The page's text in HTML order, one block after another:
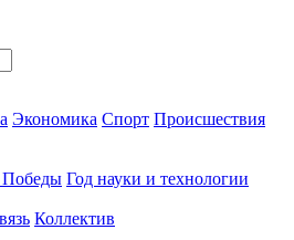
Экономика Спорт Происшествия
Победы Год науки и технологии
Коллектив